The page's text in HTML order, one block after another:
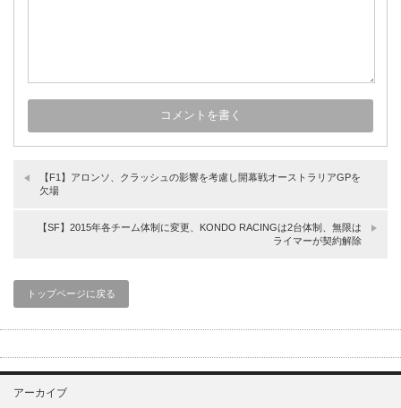
【F1】アロンソ、クラッシュの影響を考慮し開幕戦オーストラリアGPを
欠場
【SF】2015年各チーム体制に変更、KONDO RACINGは2台体制、無限は
ライマーが契約解除
トップページに戻る
アーカイブ